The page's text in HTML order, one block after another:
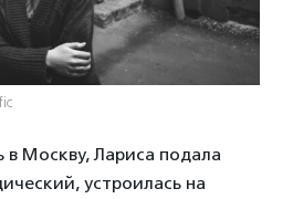
Москву, Лариса подала
устроилась на